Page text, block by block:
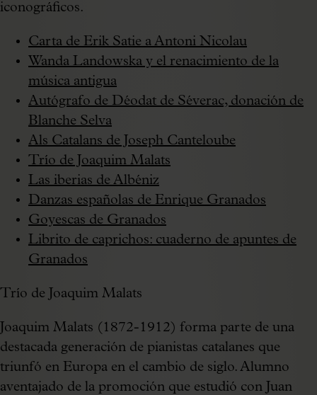
iconográficos.
Carta de Erik Satie a Antoni Nicolau
Wanda Landowska y el renacimiento de la
música antigua
Autógrafo de Déodat de Séverac, donación de
Blanche Selva
Als Catalans de Joseph Canteloube
Trío de Joaquim Malats
Las iberias de Albéniz
Danzas españolas de Enrique Granados
Goyescas de Granados
Librito de caprichos: cuaderno de apuntes de
Granados
Trío de Joaquim Malats
Joaquim Malats (1872-1912) forma parte de una
destacada generación de pianistas catalanes que
triunfó en Europa en el cambio de siglo. Alumno
aventajado de la promoción que estudió con Juan